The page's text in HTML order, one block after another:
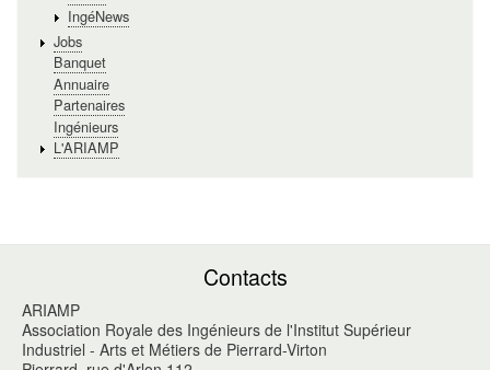
IngéNews
Jobs
Banquet
Annuaire
Partenaires
Ingénieurs
L'ARIAMP
Contacts
ARIAMP
Association Royale des Ingénieurs de l'Institut Supérieur
Industriel - Arts et Métiers de Pierrard-Virton